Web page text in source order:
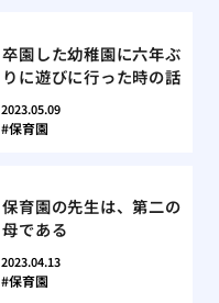
卒園した幼稚園に六年ぶ
りに遊びに行った時の話
2023.05.09
保育園
保育園の先生は、第二の
母である
2023.04.13
保育園